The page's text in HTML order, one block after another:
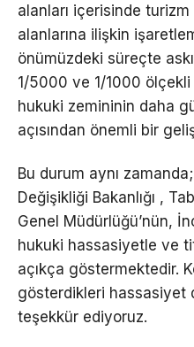
alanları içerisinde
alanlarına ilişkin
önümüzdeki süreçte
1/5000 ve 1/1000 ölçekli
hukuki zemininin daha
açısından önemli bir
Bu durum aynı
Değişikliği Bakanlığı ,
Genel Müdürlüğü’nün,
hukuki hassasiyetle ve
açıkça göstermektedir.
gösterdikleri hassasiyet
teşekkür ediyoruz.